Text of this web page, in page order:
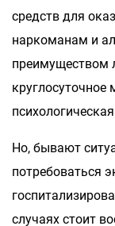
средств для
наркоманам и
преимуществом
Но, бывают
потребоваться
случаях стоит